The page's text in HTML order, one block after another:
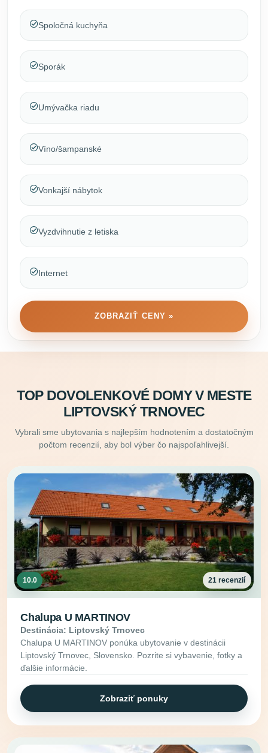
Spoločná kuchyňa
Sporák
Umývačka riadu
Víno/šampanské
Vonkajší nábytok
Vyzdvihnutie z letiska
Internet
ZOBRAZIŤ CENY »
TOP DOVOLENKOVÉ DOMY V MESTE
LIPTOVSKÝ TRNOVEC
Vybrali sme ubytovania s najlepším hodnotením a dostatočným
počtom recenzií, aby bol výber čo najspoľahlivejší.
10.0 21 recenzií
Chalupa U MARTINOV
Destinácia: Liptovský Trnovec
Chalupa U MARTINOV ponúka ubytovanie v destinácii
Liptovský Trnovec, Slovensko. Pozrite si vybavenie, fotky a
ďalšie informácie.
Zobraziť ponuky